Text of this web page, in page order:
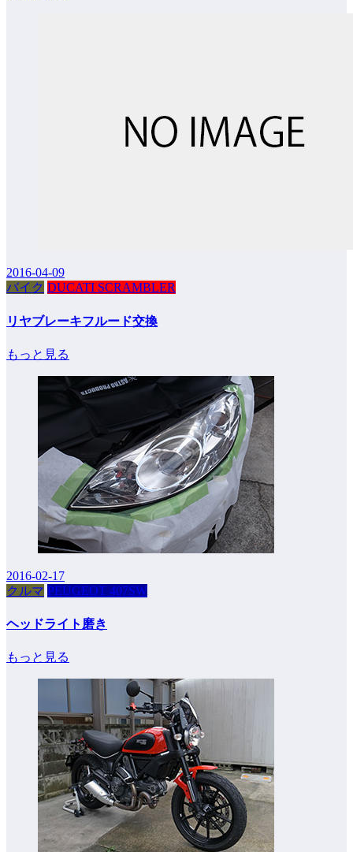
2016-04-09
バイク DUCATI SCRAMBLER
リヤブレーキフルード交換
もっと見る
2016-02-17
クルマ PEUGEOT 407SW
ヘッドライト磨き
もっと見る